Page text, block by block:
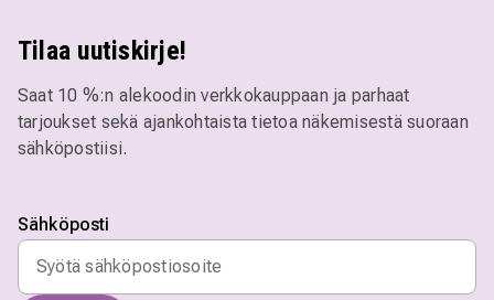
Tilaa uutiskirje!
Saat 10 %:n alekoodin verkkokauppaan ja parhaat
tarjoukset sekä ajankohtaista tietoa näkemisestä suoraan
sähköpostiisi.
Sähköposti